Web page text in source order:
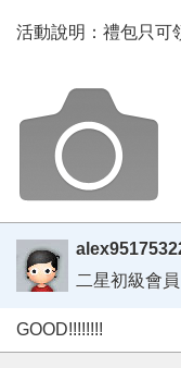
活動說明：禮包只可
二星初級會員
GOOD!!!!!!!!